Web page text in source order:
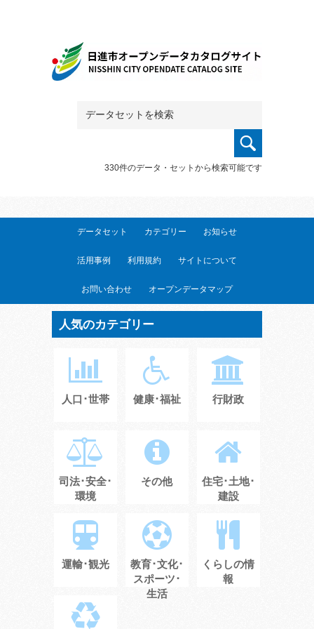
330件のデータ・セットから検索可能です
データセット カテゴリー お知らせ
活用事例 利用規約 サイトについて
お問い合わせ オープンデータマップ
人気のカテゴリー
人口･世帯 健康･福祉 行財政
司法･安全･
環境
その他
住宅･土地･
建設
運輸･観光
教育･文化･
スポーツ･
生活
くらしの情
報